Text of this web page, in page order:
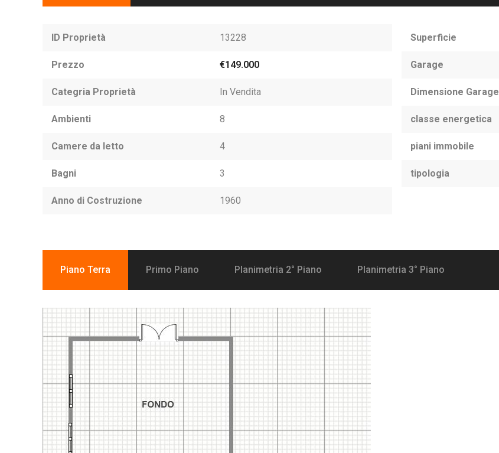
ID Proprietà 13228
Prezzo €149.000
Categria Proprietà In Vendita
Ambienti 8
Camere da letto 4
Bagni 3
Anno di Costruzione 1960
Superficie
Garage
Dimensione Garage
classe energetica
piani immobile
tipologia
Piano Terra Primo Piano Planimetria 2° Piano Planimetria 3° Piano